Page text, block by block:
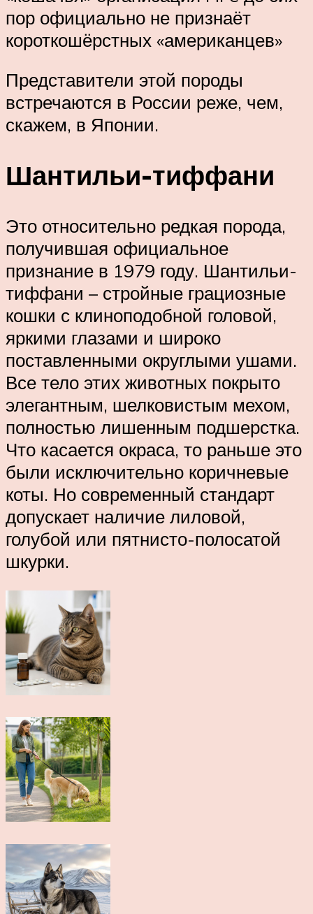
пор официально не признаёт
короткошёрстных «американцев»
Представители этой породы
встречаются в России реже, чем,
скажем, в Японии.
Шантильи-тиффани
Это относительно редкая порода,
получившая официальное
признание в 1979 году. Шантильи-
тиффани – стройные грациозные
кошки с клиноподобной головой,
яркими глазами и широко
поставленными округлыми ушами.
Все тело этих животных покрыто
элегантным, шелковистым мехом,
полностью лишенным подшерстка.
Что касается окраса, то раньше это
были исключительно коричневые
коты. Но современный стандарт
допускает наличие лиловой,
голубой или пятнисто-полосатой
шкурки.